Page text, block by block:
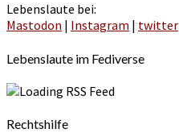
Lebenslaute bei:
Mastodon | Instagram | twitter
Lebenslaute im Fediverse
Rechtshilfe